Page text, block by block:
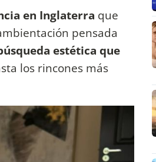
en Inglaterra que
pensada
estética que
los rincones más